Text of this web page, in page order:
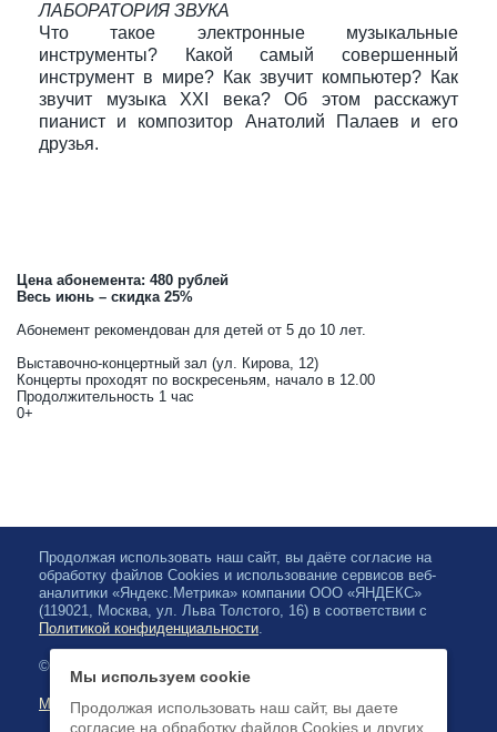
ЛАБОРАТОРИЯ ЗВУКА
Что такое электронные музыкальные
инструменты? Какой самый совершенный
инструмент в мире? Как звучит компьютер? Как
звучит музыка XXI века? Об этом расскажут
пианист и композитор Анатолий Палаев и его
друзья.
Цена абонемента: 480 рублей
Весь июнь – скидка 25%
Абонемент рекомендован для детей от 5 до 10 лет.
Выставочно-концертный зал (ул. Кирова, 12)
Концерты проходят по воскресеньям, начало в 12.00
Продолжительность 1 час
0+
Продолжая использовать наш сайт, вы даёте согласие на
обработку файлов Cookies и использование сервисов веб-
аналитики «Яндекс.Метрика» компании ООО «ЯНДЕКС»
(119021, Москва, ул. Льва Толстого, 16) в соответствии с
Политикой конфиденциальности.
© 2026, Karelian State Philharmonic
Map of site
Мы используем cookie
Продолжая использовать наш сайт, вы даете
согласие на обработку файлов Cookies и других